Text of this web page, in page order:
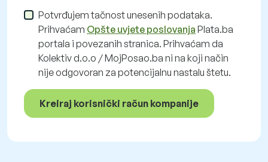
Potvrđujem tačnost unesenih podataka.
Prihvaćam Opšte uvjete poslovanja Plata.ba
portala i povezanih stranica. Prihvaćam da
Kolektiv d.o.o / MojPosao.ba ni na koji način
nije odgovoran za potencijalnu nastalu štetu.
Kreiraj korisnički račun kompanije